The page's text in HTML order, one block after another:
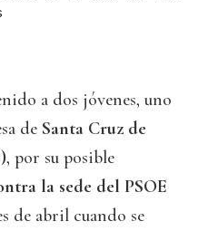
a dos jóvenes, uno
de Santa Cruz de
, por su posible
la sede del PSOE
de abril cuando se